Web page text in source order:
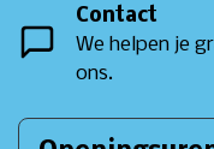
Contact
We helpen je
ons.